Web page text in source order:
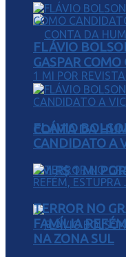
CONTA DA
EM R$ 1 MI
FLÁVIO
GASPAR
FLÁVIO
CANDIDATO A
TERROR NO
FAMÍLIA
NA ZONA SUL